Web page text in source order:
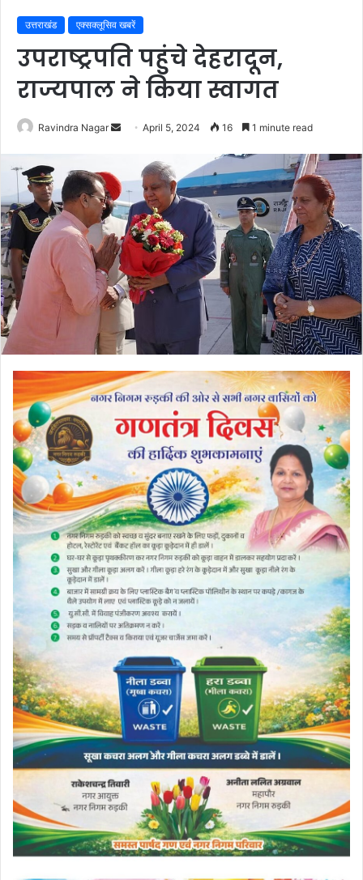
उत्तराखंड एक्सक्लूसिव खबरें
उपराष्ट्रपति पहुंचे देहरादून,
राज्यपाल ने किया स्वागत
Ravindra Nagar
Send April 5, 2024 16 1 minute read